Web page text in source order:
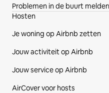
Problemen in de buurt melden
Hosten
Je woning op Airbnb zetten
Jouw activiteit op Airbnb
Jouw service op Airbnb
AirCover voor hosts